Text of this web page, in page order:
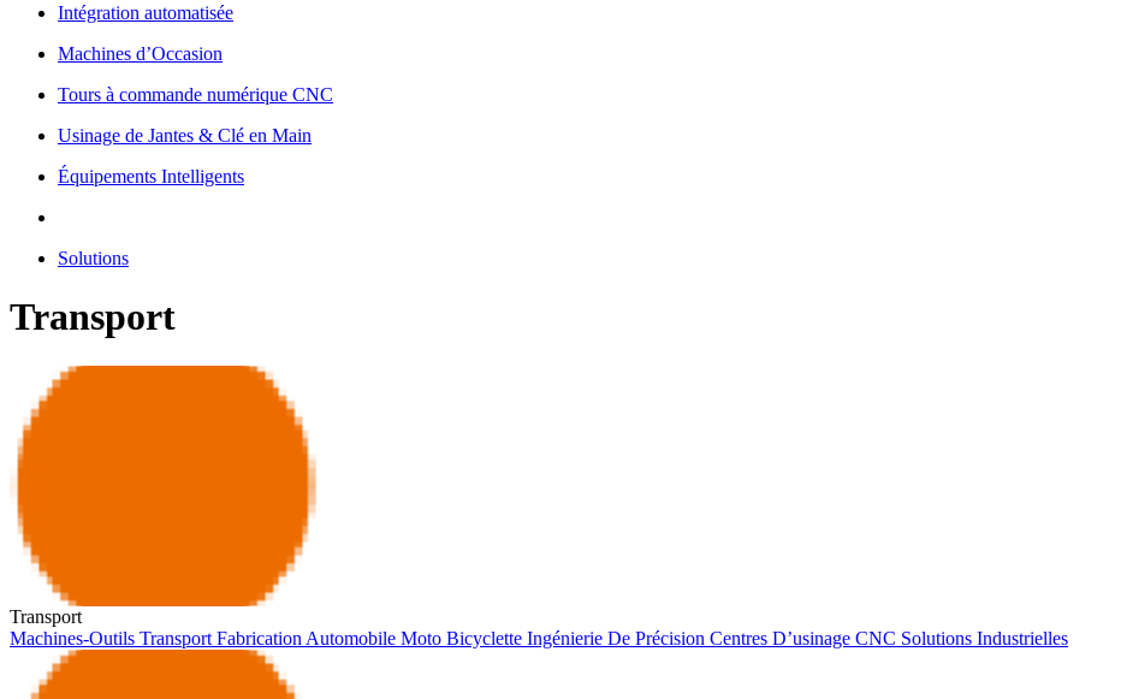
Intégration automatisée
Machines d’Occasion
Tours à commande numérique CNC
Usinage de Jantes & Clé en Main
Équipements Intelligents
Solutions
Transport
Transport
Machines-Outils Transport Fabrication Automobile Moto Bicyclette Ingénierie De Précision Centres D’usinage CNC Solutions Industrielles